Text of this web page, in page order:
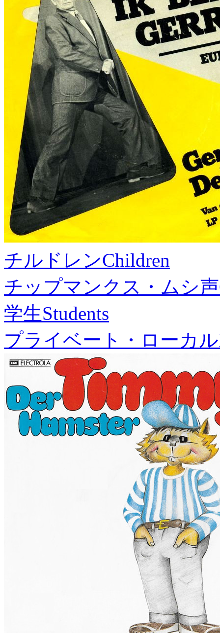
チルドレンChildren
チップマンクス・ムシ声
学生Students
プライベート・ローカル